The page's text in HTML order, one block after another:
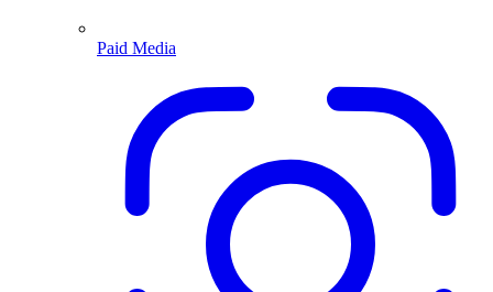
Paid Media